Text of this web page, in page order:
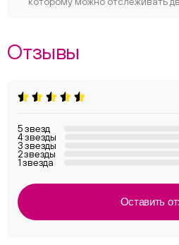
Отзывы
5 звезд
4 звезды
3 звезды
2 звезды
1 звезда
Оставить